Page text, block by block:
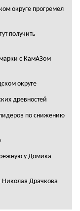
округе прогремел
получить
с КамАЗом
округе
древностей
лидеров по снижению
у Домика
Николая Драчкова